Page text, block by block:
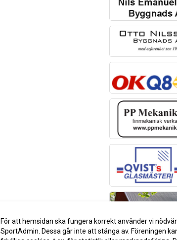
För att hemsidan ska fungera korrekt använder vi
SportAdmin. Dessa går inte att stänga av. Föreningen